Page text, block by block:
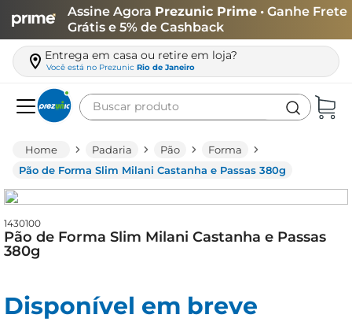
Assine Agora Prezunic Prime • Ganhe Frete
Grátis e 5% de Cashback
Entrega em casa ou retire em loja?
Você está no Prezunic Rio de Janeiro
Buscar produto
Padaria Pão
Forma
Pão de Forma Slim Milani Castanha e Passas 380g
1430100
Pão de Forma Slim Milani Castanha e Passas
380g
Disponível em breve
leite
queijo
biscoito